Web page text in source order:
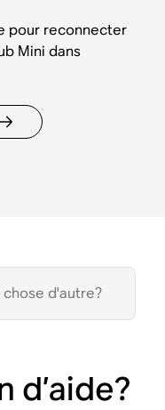
pour reconnecter
Mini dans
d’aide?